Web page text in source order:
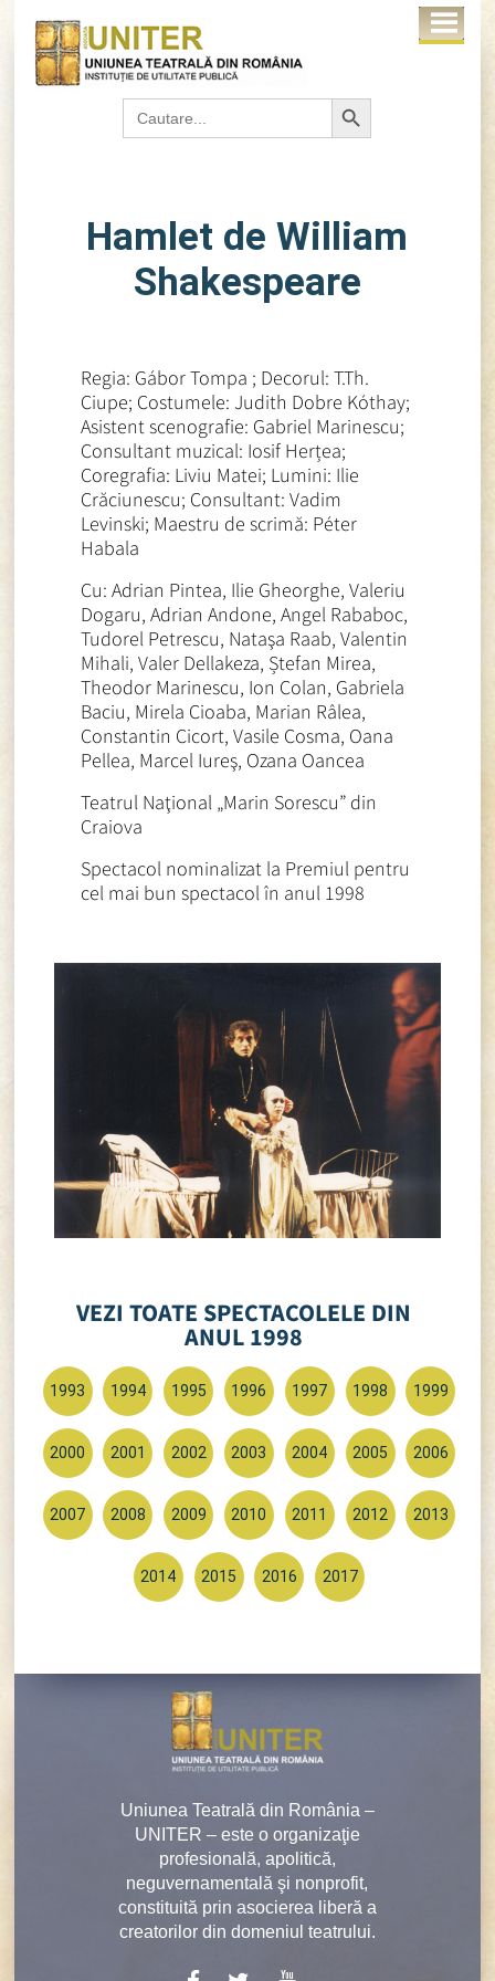
Search
for:
Search Button
Hamlet de William
Shakespeare
Regia: Gábor Tompa ; Decorul: T.Th.
Ciupe; Costumele: Judith Dobre Kóthay;
Asistent scenografie: Gabriel Marinescu;
Consultant muzical: Iosif Herțea;
Coregrafia: Liviu Matei; Lumini: Ilie
Crăciunescu; Consultant: Vadim
Levinski; Maestru de scrimă: Péter
Habala
Cu: Adrian Pintea, Ilie Gheorghe, Valeriu
Dogaru, Adrian Andone, Angel Rababoc,
Tudorel Petrescu, Nataşa Raab, Valentin
Mihali, Valer Dellakeza, Ștefan Mirea,
Theodor Marinescu, Ion Colan, Gabriela
Baciu, Mirela Cioaba, Marian Râlea,
Constantin Cicort, Vasile Cosma, Oana
Pellea, Marcel Iureş, Ozana Oancea
Teatrul Naţional „Marin Sorescu” din
Craiova
Spectacol nominalizat la Premiul pentru
cel mai bun spectacol în anul 1998
VEZI TOATE SPECTACOLELE DIN
ANUL 1998
1993 1994 1995 1996 1997 1998 1999
2000 2001 2002 2003 2004 2005 2006
2007 2008 2009 2010 2011 2012 2013
2014 2015 2016 2017
Uniunea Teatrală din România –
UNITER – este o organizaţie
profesională, apolitică,
neguvernamentală şi nonprofit,
constituită prin asocierea liberă a
creatorilor din domeniul teatrului.